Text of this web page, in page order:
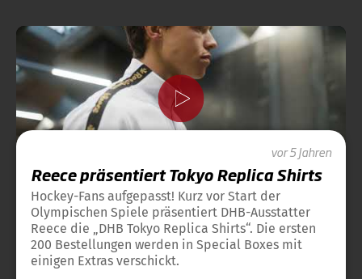
vor 5 Jahren
Reece präsentiert Tokyo Replica Shirts
Hockey-Fans aufgepasst! Kurz vor Start der
Olympischen Spiele präsentiert DHB-Ausstatter
Reece die „DHB Tokyo Replica Shirts“. Die ersten
200 Bestellungen werden in Special Boxes mit
einigen Extras verschickt.